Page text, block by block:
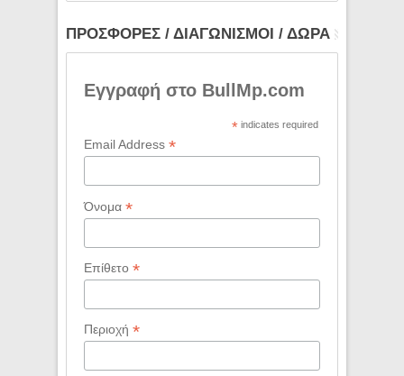
ΠΡΟΣΦΟΡΕΣ / ΔΙΑΓΩΝΙΣΜΟΙ / ΔΩΡΑ
Εγγραφή στο BullMp.com
*indicates required
Email Address *
Όνομα *
Επίθετο *
Περιοχή *